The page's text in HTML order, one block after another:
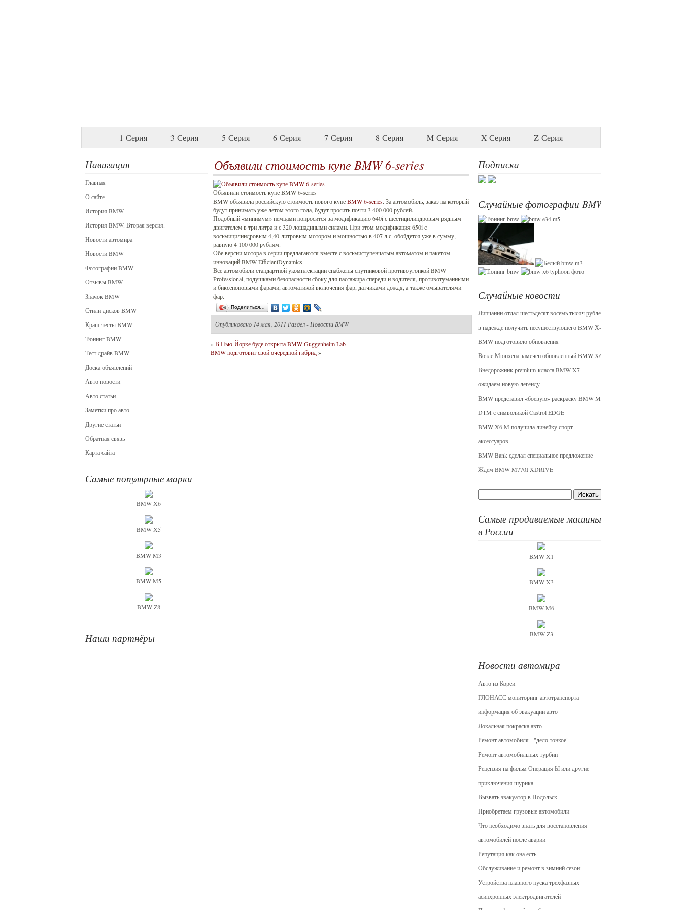
1-Серия 3-Серия 5-Серия 6-Серия 7-Серия 8-Серия M-Серия X-Серия Z-Серия
Навигация
Главная
О сайте
История BMW
История BMW. Вторая версия.
Новости автомира
Новости BMW
Фотографии BMW
Отзывы BMW
Значок BMW
Стили дисков BMW
Краш-тесты BMW
Тюнинг BMW
Тест драйв BMW
Доска объявлений
Авто новости
Авто статьи
Заметки про авто
Другие статьи
Обратная связь
Карта сайта
Самые популярные марки
BMW X6
BMW X5
BMW M3
BMW M5
BMW Z8
Наши партнёры
Подписка
Случайные фотографии BMW
Случайные новости
Липчанин отдал шестьдесят восемь тысяч рублей
в надежде получить несуществующего BMW Х-5
BMW подготовило обновления
Возле Мюнхена замечен обновленный BMW X6
Внедорожник premium-класса BMW X7 –
ожидаем новую легенду
ВMW представил «боевую» раскраску BMW M3
DTM с символикой Castrol EDGE
BMW X6 M получила линейку спорт-
аксессуаров
BMW Bank сделал специальное предложение
Ждем BMW M770I XDRIVE
Самые продаваемые машины
в России
BMW X1
BMW X3
BMW M6
BMW Z3
Новости автомира
Авто из Кореи
ГЛОНАСС мониторинг автотранспорта
информация об эвакуации авто
Локальная покраска авто
Ремонт автомобиля - "дело тонкое"
Ремонт автомобильных турбин
Рецензия на фильм Операция Ы или другие
приключения шурика
Вызвать эвакуатор в Подольск
Приобретаем грузовые автомобили
Что необходимо знать для восстановления
автомобилей после аварии
Репутация как она есть
Обслуживание и ремонт в зимний сезон
Устройства плавного пуска трехфазных
асинхронных электродвигателей
Объявили стоимость купе BMW 6-series
Объявили стоимость купе BMW 6-series
BMW объявила российскую стоимость нового купеBMW 6-series. За автомобиль, заказ на который
будут принимать уже летом этого года, будут просить почти 3 400 000 рублей.
Подобный «минимум» немцами попросится за модификацию 640i с шестицилиндровым рядным
двигателем в три литра и с 320 лошадиными силами. При этом модификация 650i с
восьмицилиндровым 4,40-литровым мотором и мощностью в 407 л.с. обойдется уже в сумму,
равную 4 100 000 рублям.
Обе версии мотора в серии предлагаются вместе с восьмиступенчатым автоматом и пакетом
инноваций BMW EfficientDynamics.
Все автомобили стандартной укомплектации снабжены спутниковой противоугонкой BMW
Professional, подушками безопасности сбоку для пассажира спереди и водителя, противотуманными
и биксеноновыми фарами, автоматикой включения фар, датчиками дождя, а также омывателями
фар.
Поделиться…
Опубликовано 14 мая, 2011 Раздел - Новости BMW
«В Нью-Йорке буде открыта BMW Guggenheim Lab
BMW подготовит свой очередной гибрид»